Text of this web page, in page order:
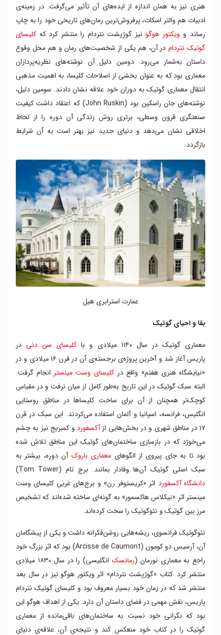
هنری نیز به همان اندازه از ایده‌های آن تأثیر می‌گرفت. در زمینه‌ی
ادبیات هم والتر اسکات، پرفروش‌ترین رمان‌های تاریخی خود را به چاپ
رساند و ویکتور هوگونیز گوژپشت نتردام را منتشر کرد که کلیسای
گوتیک نتردامدر آن، هم یکی از شخصیت‌های رمان و هم محل وقوع
داستان به‌شمار می‌رود. دومین دلیل آن نوشته‌های نظریه‌پردازان
معماری بود که به عنوان بخشی از اصلاحات کلیسا، به اهمیت مذهبی
انتقال معماری گوتیک به دوران خود علاقه نشان دادند. سومین دلیل،
نوشته‌های جان راسکین بود (John Ruskin) که اعتقاد داشت کیفیت
صنعتگری قرون وسطی، برتری روش زندگی آن دوره را از لحاظ
اخلاقی نشان می‌دهد و دنیای جدید نیز بهتر است به آن شرایط
بازگردد.
عمارت استرابری هیل
بقا و احیای گوتیک
معماری گوتیک در سال ۱۱۴۰ میلادی و با
کلیسای سن دنیدر
پاریس آغاز شد و آخرین پروژه‌ی برجسته‌ی آن در قرن ۱۶ میلادی و در
«نیایشگاه هنری هفتم» واقع در کلیسای وست مینستر انجام گرفت.
البته سبک گوتیک در این تاریخ به‌طور کامل از میان نرفت و در مقیاس
کوچک‌تر همچنان از آن برای ساخت کلیساها در مناطق روستایی
انگلیس، فرانسه، اسپانیا و آلمان استفاده می‌کردند. این سبک در قرن
۱۷ در مناطق شهری و در بخش‌هایی از
آکسفورد و کمبریج نیز به چشم
می‌خورْد که در بازسازی ساختمان‌های گوتیکِ این مناطق تلاش شده
بود تا به جای پیروی از الگوهای معماری باروک آن دوره، بیشتر به
سبک اصلی گوتیک آن‌ها وفادار بمانند. برج تام (Tom Tower)
دانشگاه آکسفورد اثر «کریستوفر رن» و برج‌های غربی کلیسای وست
مینستر اثر «نیکلاس هاکسمور» به گونه‌ای ساخته شده‌اند که تشخیص
مرز بین گوتیک و نئوگوتیک را سخت کرده‌اند.
نئوگوتیک فرانسوی، ریشه‌هایی روشن‌فکرانه داشت و یکی از پیشگامان
آن، آرسیس دو کومون (Arcisse de Caumont) بود که اثر بزرگ خود
راجع به معماری نورمان (رمانسک
انگلیسی) را در سال ۱۸۳۰ میلادی
منتشر کرد. کتاب «گوژپشت نتردام» اثر ویکتور هوگو نیز در سال بعد
منتشر شد که در زمان خود بسیار معروف بود و کلیسای گوتیک نتردام
پاریس، نقش مهمی در فضای داستان آن دارد. یکی از اهداف هوگو این
بود که نگرانی خود نسبت به ساختمان‌های باقی‌مانده از معماری
گوتیک را در کتاب خود منعکس کند و نتیجه‌ی آن، علاقه‌ی دنیای